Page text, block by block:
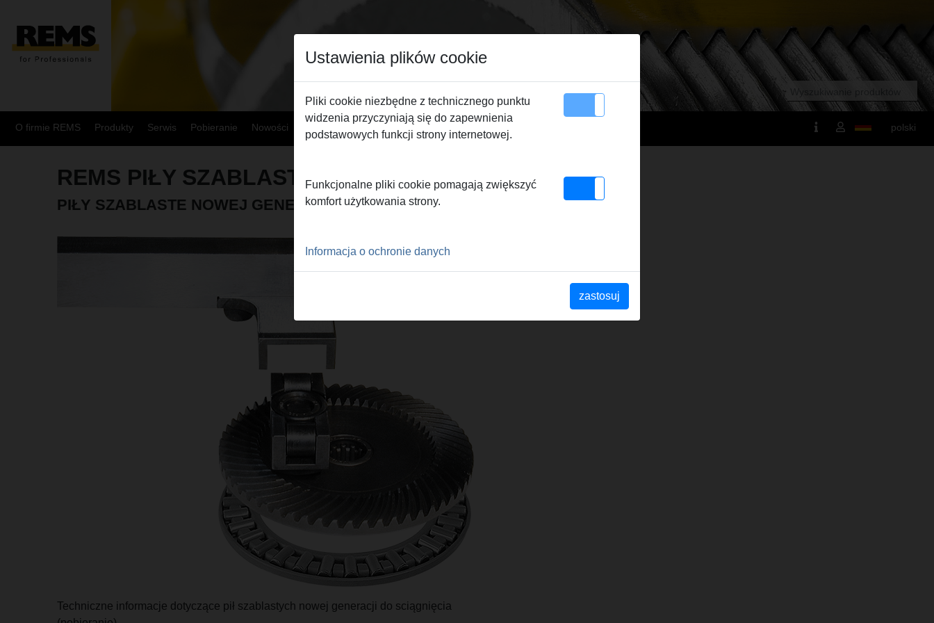
O firmie REMS Produkty Serwis Pobieranie Nowości Mapa serwisu Kontakty polski
REMS PIŁY SZABLASTE
PIŁY SZABLASTE NOWEJ GENERACJI
Techniczne informacje dotyczące pił szablastych nowej generacji do sciągnięcia
Ustawienia plików cookie
Pliki cookie niezbędne z technicznego punktu
widzenia przyczyniają się do zapewnienia
podstawowych funkcji strony internetowej.
Funkcjonalne pliki cookie pomagają zwiększyć
komfort użytkowania strony.
Informacja o ochronie danych
zastosuj